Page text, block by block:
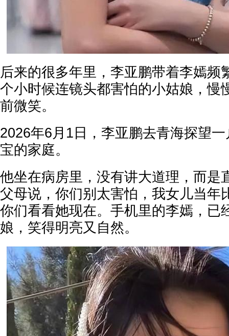
后来的很多年里，李亚鹏带着李嫣频
个小时候连镜头都害怕的小姑娘，慢
前微笑。
2026年6月1日，李亚鹏去青海探望
宝的家庭。
他坐在病房里，没有讲大道理，而是
父母说，你们别太害怕，我女儿当年
你们看看她现在。手机里的李嫣，已
娘，笑得明亮又自然。